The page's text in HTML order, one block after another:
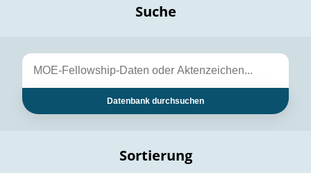
Suche
Datenbank durchsuchen
Sortierung